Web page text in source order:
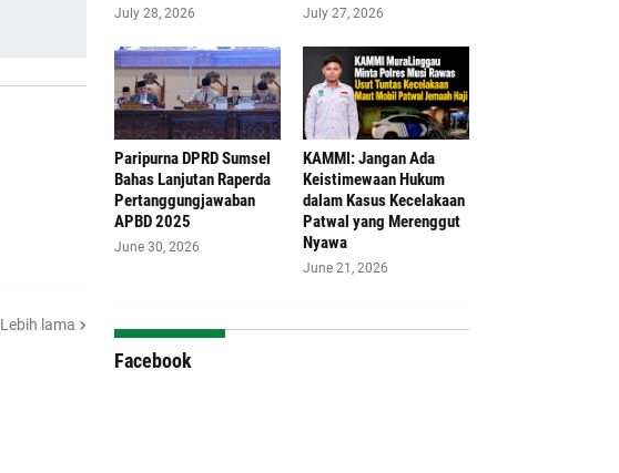
Lebih lama
July 28, 2026 July 27, 2026
Paripurna DPRD Sumsel
Bahas Lanjutan Raperda
Pertanggungjawaban
APBD 2025
June 30, 2026
‎KAMMI: Jangan Ada
Keistimewaan Hukum
dalam Kasus Kecelakaan
Patwal yang Merenggut
Nyawa
June 21, 2026
Facebook